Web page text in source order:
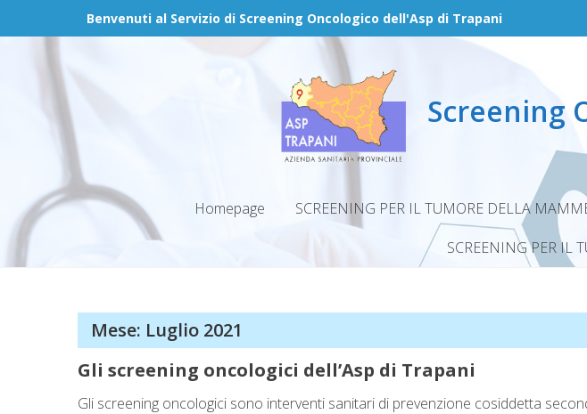
Benvenuti al Servizio di Screening Oncologico dell'Asp di Trapani
Screening
Homepage SCREENING PER IL TUMORE DELLA
SCREENING PER IL
Mese: Luglio 2021
Gli screening oncologici dell’Asp di Trapani
Gli screening oncologici sono interventi sanitari di prevenzione cosiddetta